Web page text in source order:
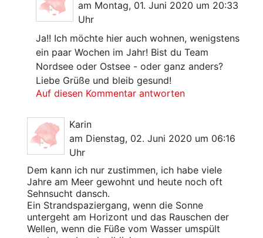
am Montag, 01. Juni 2020 um 20:33
Uhr
Ja!! Ich möchte hier auch wohnen, wenigstens
ein paar Wochen im Jahr! Bist du Team
Nordsee oder Ostsee - oder ganz anders?
Liebe Grüße und bleib gesund!
Auf diesen Kommentar antworten
Karin
am Dienstag, 02. Juni 2020 um 06:16
Uhr
Dem kann ich nur zustimmen, ich habe viele
Jahre am Meer gewohnt und heute noch oft
Sehnsucht dansch.
Ein Strandspaziergang, wenn die Sonne
untergeht am Horizont und das Rauschen der
Wellen, wenn die Füße vom Wasser umspült